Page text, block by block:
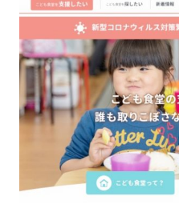
Education：
途上国の教
育格差を壊
すオンライ
ン教育
2.3
3.貧
困
（日